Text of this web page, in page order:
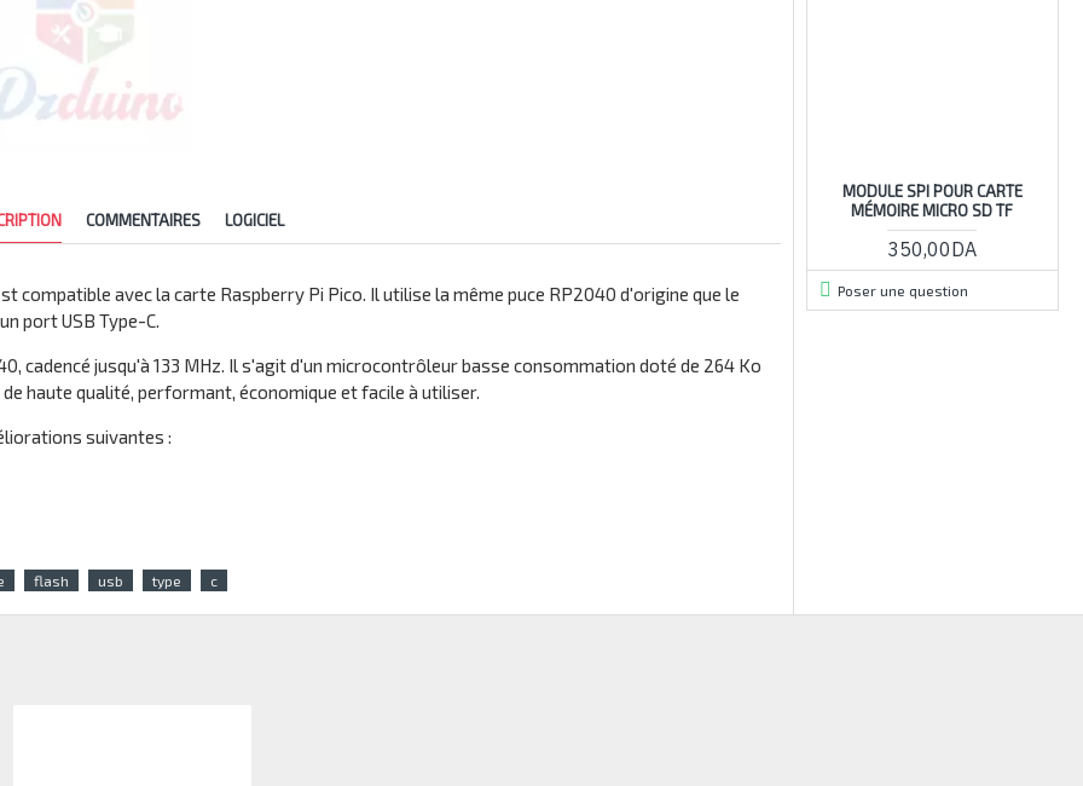
COMMENTAIRES LOGICIEL
compatible avec la carte Raspberry Pi Pico. Il utilise la même puce RP2040 d'origine que le
port USB Type-C.
cadencé jusqu'à 133 MHz. Il s'agit d'un microcontrôleur basse consommation doté de 264 Ko
haute qualité, performant, économique et facile à utiliser.
suivantes :
flash usb type c
MODULE SPI POUR CARTE
MÉMOIRE MICRO SD TF
350,00DA
Poser une question